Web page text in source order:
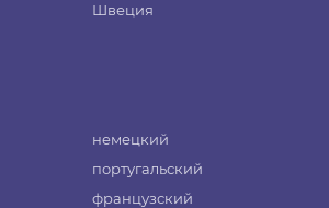
Швеция
немецкий
португальский
французский